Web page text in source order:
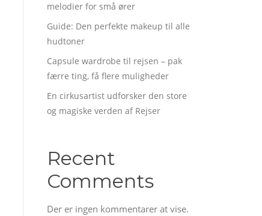
melodier for små ører
Guide: Den perfekte makeup til alle
hudtoner
Capsule wardrobe til rejsen – pak
færre ting, få flere muligheder
En cirkusartist udforsker den store
og magiske verden af Rejser
Recent
Comments
Der er ingen kommentarer at vise.